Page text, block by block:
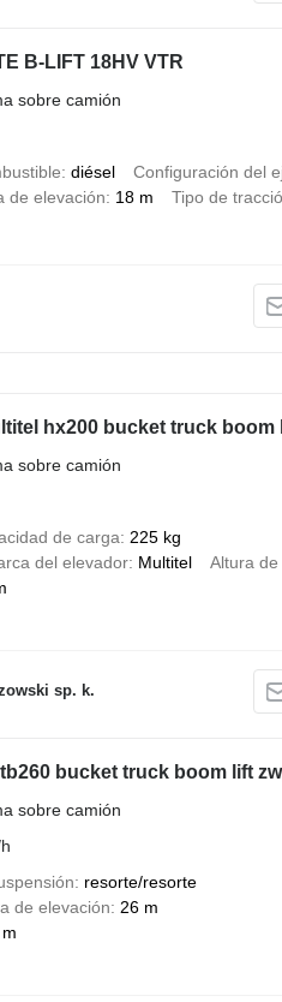
B-LIFT 18HV VTR
sobre camión
diésel Configuración del
de elevación 18 m Tipo de
hx200 bucket truck boom
sobre camión
de carga
225 kg
del elevador Multitel Altura
sp. k.
bucket truck boom lift
sobre camión
resorte/resorte
de elevación
26 m